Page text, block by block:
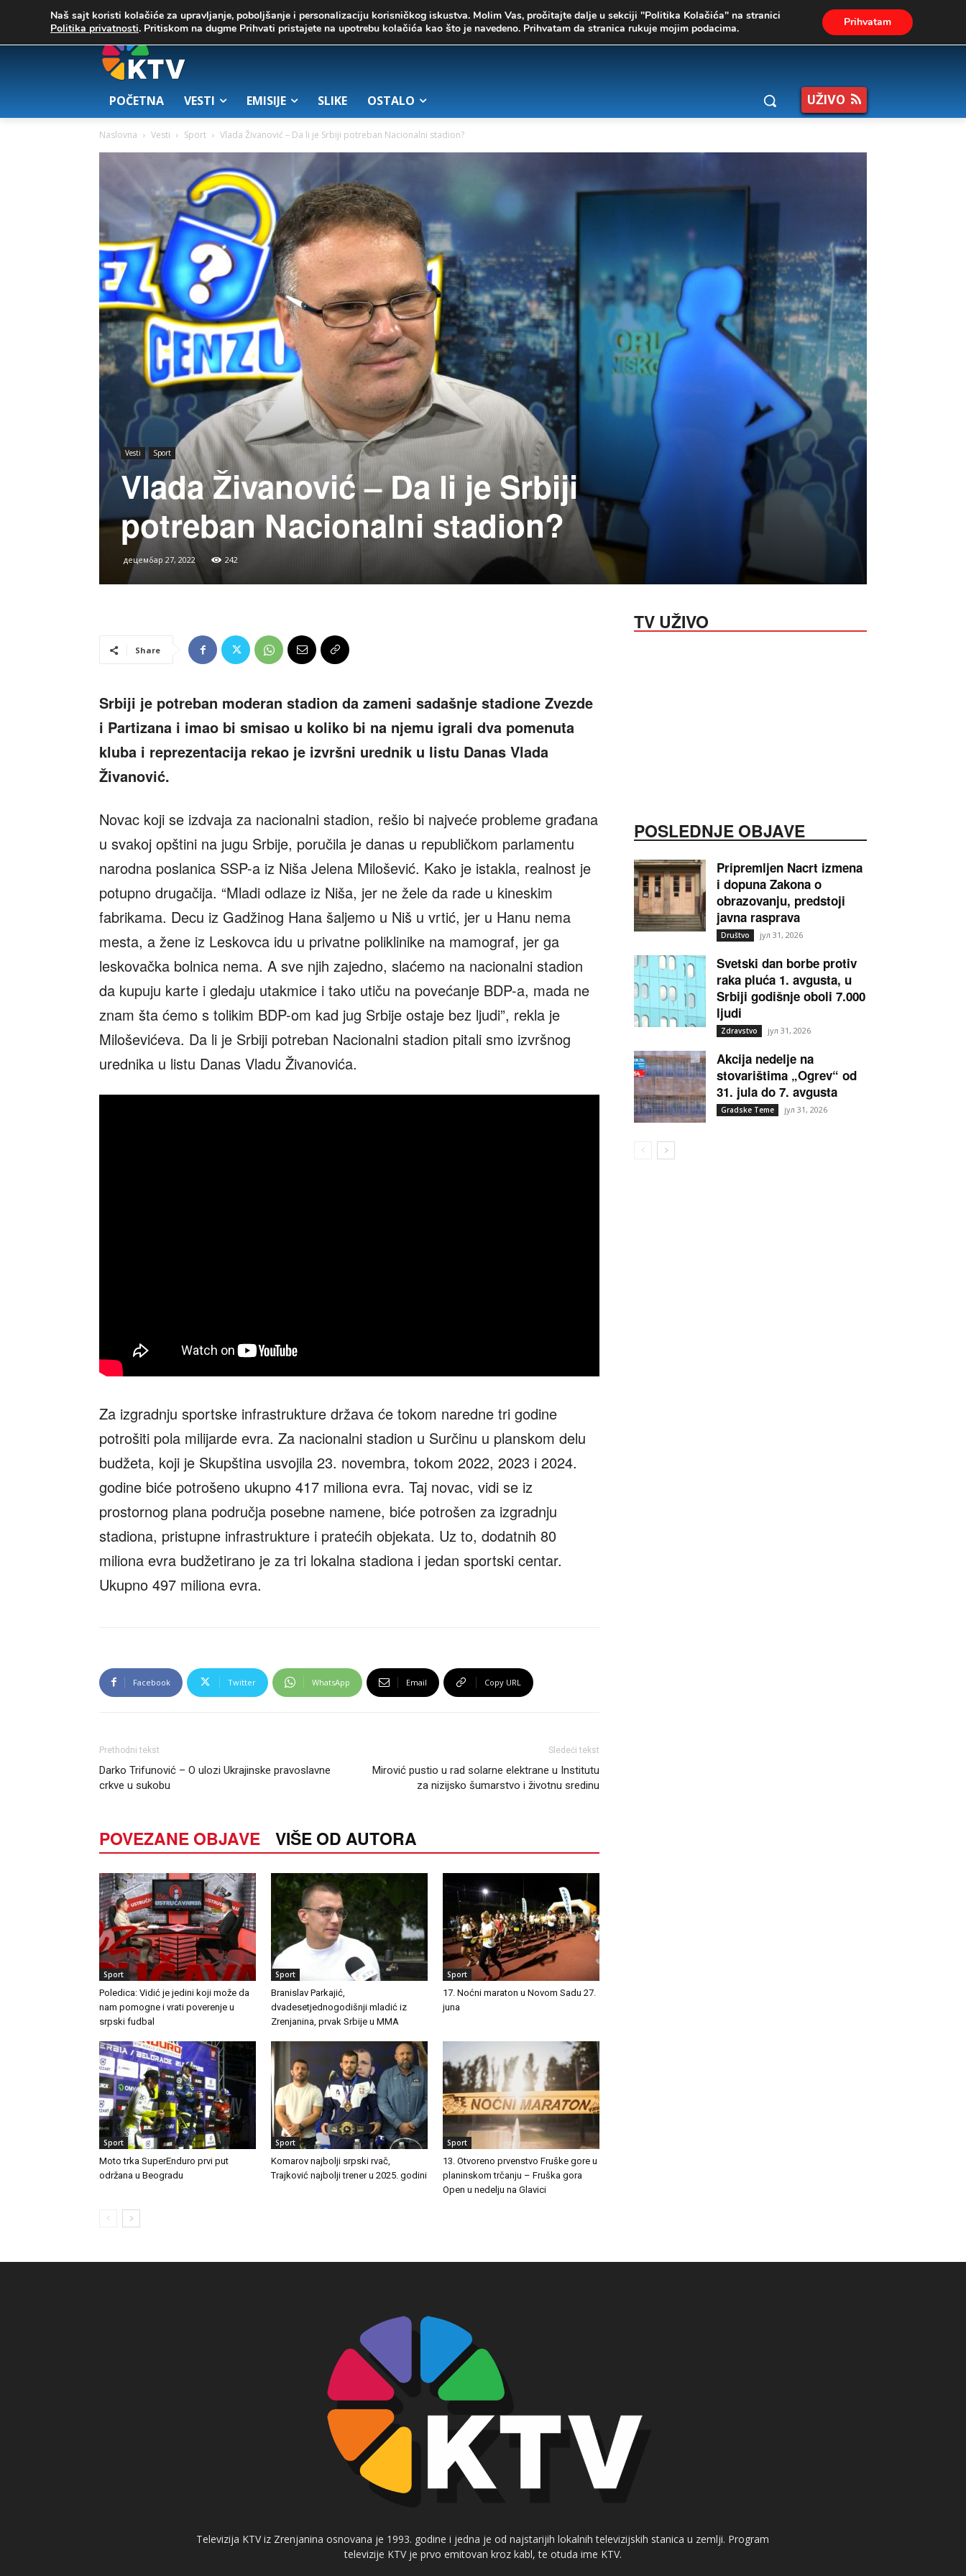
23.7 Zrenjanin 03. август 2026.
POČETNA VESTI EMISIJE SLIKE OSTALO UŽIVO
Naslovna Vesti Sport Vlada Živanović – Da li je Srbiji potreban Nacionalni stadion?
Vesti Sport
Vlada Živanović – Da li je Srbiji
potreban Nacionalni stadion?
децембар 27, 2022 242
Share
Srbiji je potreban moderan stadion da zameni sadašnje stadione Zvezde
i Partizana i imao bi smisao u koliko bi na njemu igrali dva pomenuta
kluba i reprezentacija rekao je izvršni urednik u listu Danas Vlada
Živanović.
Novac koji se izdvaja za nacionalni stadion, rešio bi najveće probleme građana
u svakoj opštini na jugu Srbije, poručila je danas u republičkom parlamentu
narodna poslanica SSP-a iz Niša Jelena Milošević. Kako je istakla, realnost je
potupno drugačija. “Mladi odlaze iz Niša, jer ne žele da rade u kineskim
fabrikama. Decu iz Gadžinog Hana šaljemo u Niš u vrtić, jer u Hanu nema
mesta, a žene iz Leskovca idu u privatne poliklinike na mamograf, jer ga
leskovačka bolnica nema. A sve njih zajedno, slaćemo na nacionalni stadion
da kupuju karte i gledaju utakmice i tako utiču na povećanje BDP-a, mada ne
znam šta ćemo s tolikim BDP-om kad jug Srbije ostaje bez ljudi”, rekla je
Miloševićeva. Da li je Srbiji potreban Nacionalni stadion pitali smo izvršnog
urednika u listu Danas Vladu Živanovića.
Za izgradnju sportske infrastrukture država će tokom naredne tri godine
potrošiti pola milijarde evra. Za nacionalni stadion u Surčinu u planskom delu
budžeta, koji je Skupština usvojila 23. novembra, tokom 2022, 2023 i 2024.
godine biće potrošeno ukupno 417 miliona evra. Taj novac, vidi se iz
prostornog plana područja posebne namene, biće potrošen za izgradnju
stadiona, pristupne infrastrukture i pratećih objekata. Uz to, dodatnih 80
miliona evra budžetirano je za tri lokalna stadiona i jedan sportski centar.
Ukupno 497 miliona evra.
Facebook Twitter WhatsApp Email Copy URL
Prethodni tekst
Darko Trifunović – O ulozi Ukrajinske pravoslavne
crkve u sukobu
Sledeći tekst
Mirović pustio u rad solarne elektrane u Institutu
za nizijsko šumarstvo i životnu sredinu
POVEZANE OBJAVE VIŠE OD AUTORA
Sport
Poledica: Vidić je jedini koji može da
nam pomogne i vrati poverenje u
srpski fudbal
Sport
Branislav Parkajić,
dvadesetjednogodišnji mladić iz
Zrenjanina, prvak Srbije u MMA
Sport
17. Noćni maraton u Novom Sadu 27.
juna
Sport
Moto trka SuperEnduro prvi put
održana u Beogradu
Sport
Komarov najbolji srpski rvač,
Trajković najbolji trener u 2025. godini
Sport
13. Otvoreno prvenstvo Fruške gore u
planinskom trčanju – Fruška gora
Open u nedelju na Glavici
TV UŽIVO
POSLEDNJE OBJAVE
Pripremljen Nacrt izmena
i dopuna Zakona o
obrazovanju, predstoji
javna rasprava
Društvo јул 31, 2026
Svetski dan borbe protiv
raka pluća 1. avgusta, u
Srbiji godišnje oboli 7.000
ljudi
Zdravstvo јул 31, 2026
Akcija nedelje na
stovarištima „Ogrev“ od
31. jula do 7. avgusta
Gradske Teme јул 31, 2026
Televizija KTV iz Zrenjanina osnovana je 1993. godine i jedna je od najstarijih lokalnih televizijskih stanica u zemlji. Program
televizije KTV je prvo emitovan kroz kabl, te otuda ime KTV.
Naš sajt koristi kolačiće za upravljanje, poboljšanje i personalizaciju korisničkog iskustva. Molim Vas, pročitajte dalje u sekciji "Politika Kolačića" na stranici
Politika privatnosti. Pritiskom na dugme Prihvati pristajete na upotrebu kolačića kao što je navedeno. Prihvatam da stranica rukuje mojim podacima. Prihvatam